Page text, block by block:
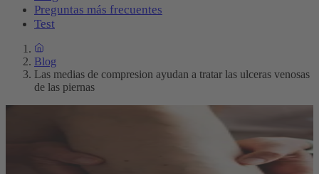
Preguntas más frecuentes
Test
Blog
Las medias de compresion ayudan a tratar las ulceras venosas
de las piernas